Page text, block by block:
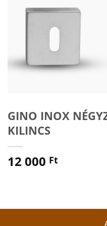
GINO INOX
KILINCS
12 000 Ft